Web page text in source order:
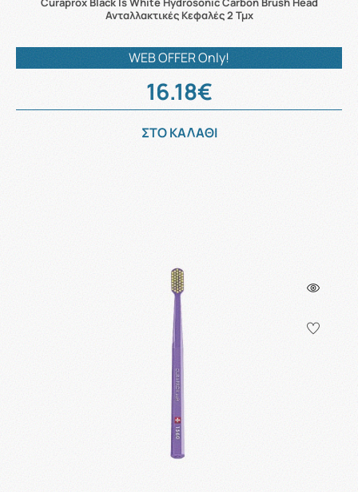
Ανταλλακτικές Κεφαλές 2 Τμχ
WEB OFFER Only!
16.18€
ΣΤΟ ΚΑΛΑΘΙ